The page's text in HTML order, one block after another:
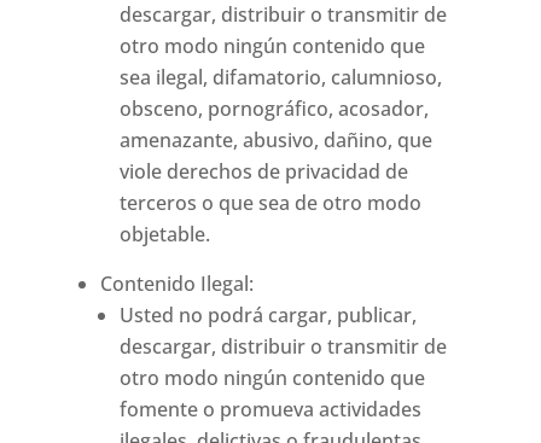
descargar, distribuir o transmitir de
otro modo ningún contenido que
sea ilegal, difamatorio, calumnioso,
obsceno, pornográfico, acosador,
amenazante, abusivo, dañino, que
viole derechos de privacidad de
terceros o que sea de otro modo
objetable.
Contenido Ilegal:
Usted no podrá cargar, publicar,
descargar, distribuir o transmitir de
otro modo ningún contenido que
fomente o promueva actividades